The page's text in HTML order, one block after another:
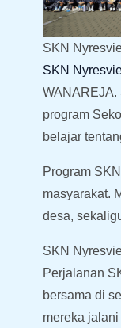
SKN
SKN
WANAREJA.
program
belajar
Program
masyarakat.
desa,
SKN
Perjalanan
bersama di
mereka